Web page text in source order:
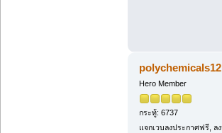
polychemicals12
Hero Member
กระทู้: 6737
แจกเวบลงประกาศฟรี, ล